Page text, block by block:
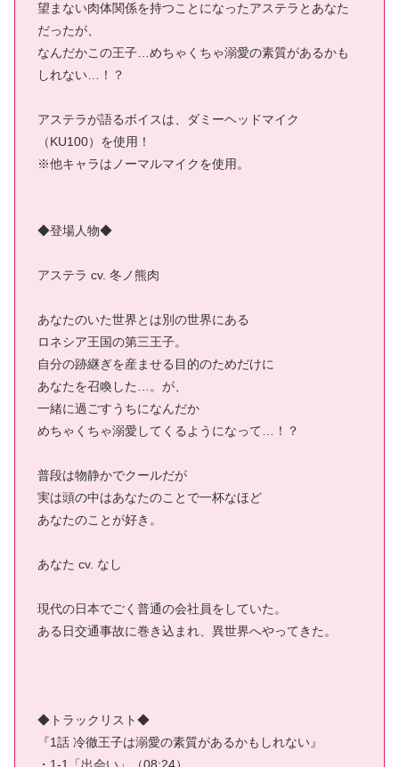
望まない肉体関係を持つことになったアステラとあなた
だったが、
なんだかこの王子…めちゃくちゃ溺愛の素質があるかも
しれない…！？
アステラが語るボイスは、ダミーヘッドマイク
（KU100）を使用！
※他キャラはノーマルマイクを使用。
◆登場人物◆
アステラ cv. 冬ノ熊肉
あなたのいた世界とは別の世界にある
ロネシア王国の第三王子。
自分の跡継ぎを産ませる目的のためだけに
あなたを召喚した…。が、
一緒に過ごすうちになんだか
めちゃくちゃ溺愛してくるようになって…！？
普段は物静かでクールだが
実は頭の中はあなたのことで一杯なほど
あなたのことが好き。
あなた cv. なし
現代の日本でごく普通の会社員をしていた。
ある日交通事故に巻き込まれ、異世界へやってきた。
◆トラックリスト◆
『1話 冷徹王子は溺愛の素質があるかもしれない』